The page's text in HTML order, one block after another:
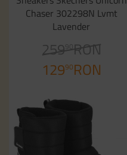
Chaser 302298N Lvmt
Lavender
259 90RON
12990RON